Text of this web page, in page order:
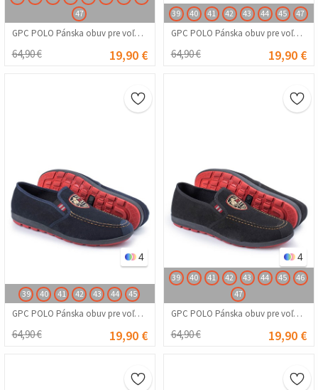
47
GPC POLO Pánska obuv pre voľný čas – hnedá 20230321089
64,90 € 19,90 €
39 40 41 42 43 44 45 47
GPC POLO Pánska obuv pre voľný čas – svetlosivá 20230321088
64,90 € 19,90 €
4
39 40 41 42 43 44 45
GPC POLO Pánska obuv pre voľný čas – námornícka modrá 20230321090
64,90 € 19,90 €
4
39 40 41 42 43 44 45
46
47
GPC POLO Pánska obuv pre voľný čas – čierna 20230321091
64,90 € 19,90 €